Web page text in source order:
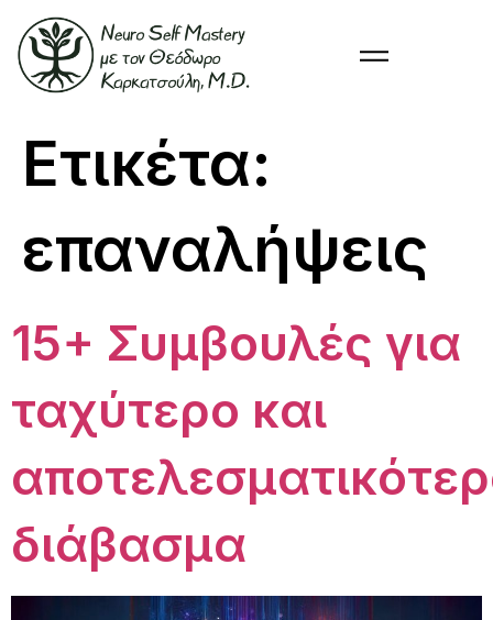
Ετικέτα:
επαναλήψεις
15+ Συμβουλές για
ταχύτερο και
διάβασμα